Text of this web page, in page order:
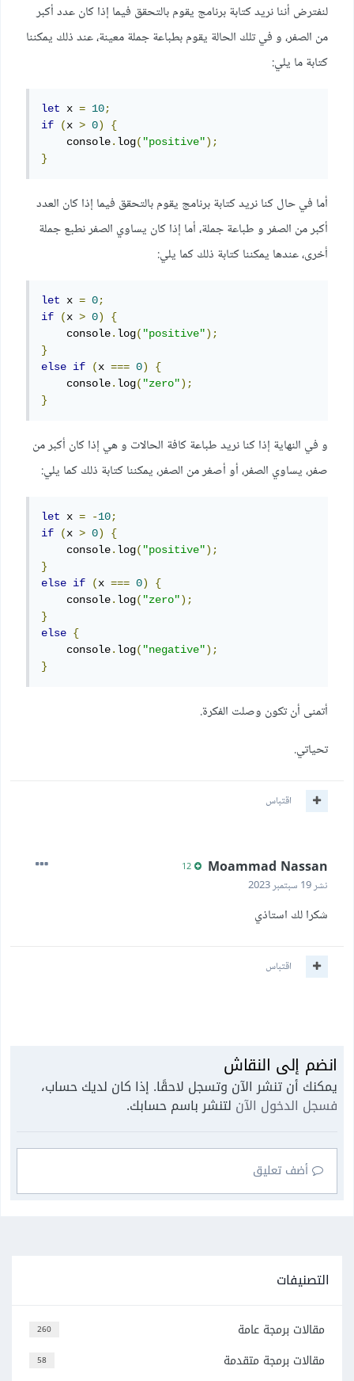
لنفترض أننا نريد كتابة برنامج يقوم بالتحقق فيما إذا كان عدد أكبر
من الصفر، و في تلك الحالة يقوم بطباعة جملة معينة، عند ذلك يمكننا
كتابة ما يلي:
let x = 10;
if
(x > 0)
{
    console
. log( "positive");
}
أما في حال كنا نريد كتابة برنامج يقوم بالتحقق فيما إذا كان العدد
أكبر من الصفر و طباعة جملة، أما إذا كان يساوي الصفر نطبع جملة
أخرى، عندها يمكننا كتابة ذلك كما يلي:
let x = 0;
if
(x > 0)
{
    console
. log( "positive");
}
else if (x === 0)
{
    console
. log( "zero");
}
و في النهاية إذا كنا نريد طباعة كافة الحالات و هي إذا كان أكبر من
صفر، يساوي الصفر، أو أصغر من الصفر، يمكننا كتابة ذلك كما يلي:
let x = -10;
if
(x > 0)
{
    console
. log( "positive");
}
else if (x === 0)
{
    console
. log( "zero");
}
else {
    console
. log( "negative");
}
أتمنى أن تكون وصلت الفكرة.
تحياتي.
اقتباس
Moammad Nassan
نشر19 سبتمبر 2023
شكرا لك استاذي
اقتباس
انضم إلى النقاش
يمكنك أن تنشر الآن وتسجل لاحقًا. إذا كان لديك حساب،
فسجل الدخول الآن لتنشر باسم حسابك.
أضف تعليق
التصنيفات
260 مقالات برمجة عامة
58
مقالات برمجة متقدمة